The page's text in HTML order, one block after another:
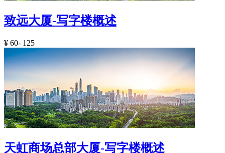
致远大厦-写字楼概述
¥ 60- 125
天虹商场总部大厦-写字楼概述